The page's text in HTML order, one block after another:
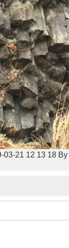
03-21 12 13 18 By